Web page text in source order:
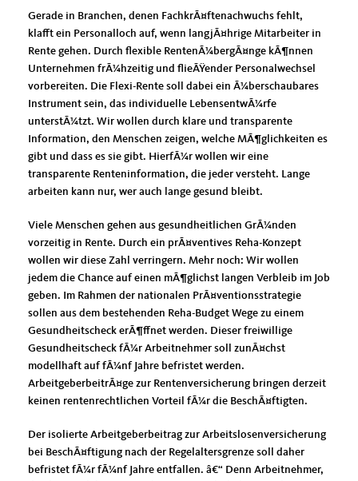
Gerade in Branchen, denen FachkrÃ¤ftenachwuchs fehlt,
klafft ein Personalloch auf, wenn langjÃ¤hrige Mitarbeiter in
Rente gehen. Durch flexible RentenÃ¼bergÃ¤nge kÃ¶nnen
Unternehmen frÃ¼hzeitig und flieÃŸender Personalwechsel
vorbereiten. Die Flexi-Rente soll dabei ein Ã¼berschaubares
Instrument sein, das individuelle LebensentwÃ¼rfe
unterstÃ¼tzt. Wir wollen durch klare und transparente
Information, den Menschen zeigen, welche MÃ¶glichkeiten es
gibt und dass es sie gibt. HierfÃ¼r wollen wir eine
transparente Renteninformation, die jeder versteht. Lange
arbeiten kann nur, wer auch lange gesund bleibt.
Viele Menschen gehen aus gesundheitlichen GrÃ¼nden
vorzeitig in Rente. Durch ein prÃ¤ventives Reha-Konzept
wollen wir diese Zahl verringern. Mehr noch: Wir wollen
jedem die Chance auf einen mÃ¶glichst langen Verbleib im Job
geben. Im Rahmen der nationalen PrÃ¤ventionsstrategie
sollen aus dem bestehenden Reha-Budget Wege zu einem
Gesundheitscheck erÃ¶ffnet werden. Dieser freiwillige
Gesundheitscheck fÃ¼r Arbeitnehmer soll zunÃ¤chst
modellhaft auf fÃ¼nf Jahre befristet werden.
ArbeitgeberbeitrÃ¤ge zur Rentenversicherung bringen derzeit
keinen rentenrechtlichen Vorteil fÃ¼r die BeschÃ¤ftigten.
Der isolierte Arbeitgeberbeitrag zur Arbeitslosenversicherung
bei BeschÃ¤ftigung nach der Regelaltersgrenze soll daher
befristet fÃ¼r fÃ¼nf Jahre entfallen. â€“ Denn Arbeitnehmer,